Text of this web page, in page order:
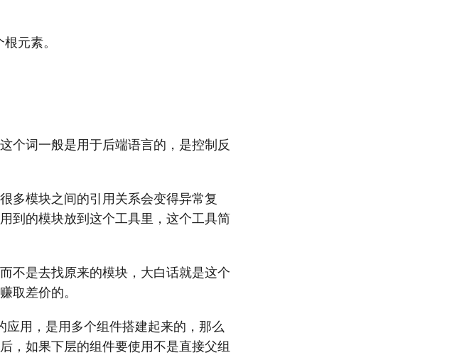
元素。
个词一般是用于后端语言的，是控制反
多模块之间的引用关系会变得异常复
到的模块放到这个工具里，这个工具简
不是去找原来的模块，大白话就是这个
取差价的。
用，是用多个组件搭建起来的，那么
，如果下层的组件要使用不是直接父组